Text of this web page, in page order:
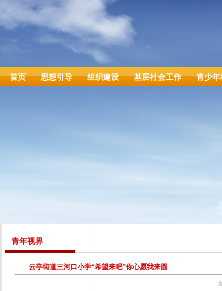
首页 思想引导 组织建设 基层社会工作 青少年
青年视界
云亭街道三河口小学“希望来吧”你心愿我来圆